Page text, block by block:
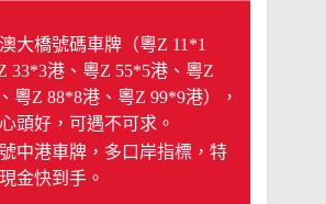
大橋號碼車牌（粵Z 11*1
33*3港、粵Z 55*5港、粵Z
粵Z 88*8港、粵Z 99*9港），
頭好，可遇不可求。
中港車牌，多口岸指標，特
金快到手。